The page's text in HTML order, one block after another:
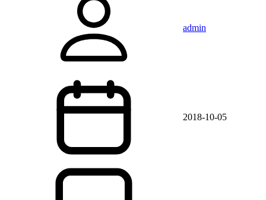
admin
2018-10-05